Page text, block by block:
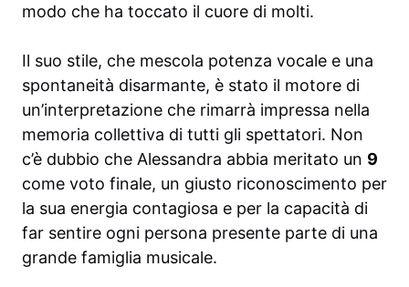
modo che ha toccato il cuore di molti.
Il suo stile, che mescola potenza vocale e una
spontaneità disarmante, è stato il motore di
un’interpretazione che rimarrà impressa nella
memoria collettiva di tutti gli spettatori. Non
c’è dubbio che Alessandra abbia meritato un 9
come voto finale, un giusto riconoscimento per
la sua energia contagiosa e per la capacità di
far sentire ogni persona presente parte di una
grande famiglia musicale.